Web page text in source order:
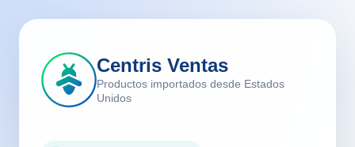
Centris Ventas
Productos importados desde Estados
Unidos